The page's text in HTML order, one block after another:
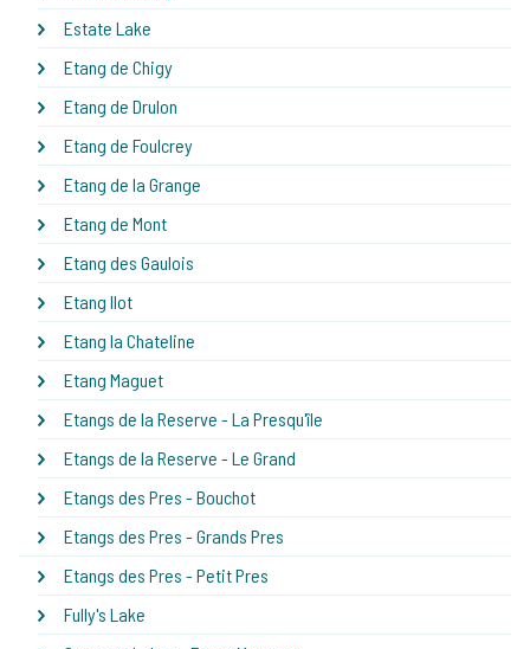
Estate Lake
Etang de Chigy
Etang de Drulon
Etang de Foulcrey
Etang de la Grange
Etang de Mont
Etang des Gaulois
Etang Ilot
Etang la Chateline
Etang Maguet
Etangs de la Reserve - La Presqu'île
Etangs de la Reserve - Le Grand
Etangs des Pres - Bouchot
Etangs des Pres - Grands Pres
Etangs des Pres - Petit Pres
Fully's Lake